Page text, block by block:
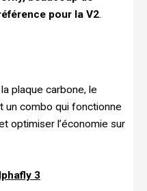
pour la V2.
plaque carbone, le
un combo qui fonctionne
optimiser l’économie sur
3